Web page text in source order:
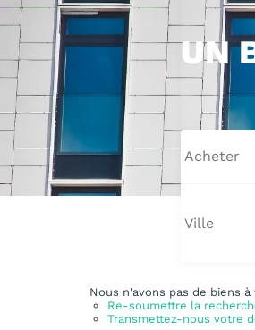
UN
Acheter
Ville
Nous n'avons pas de biens
Re-soumettre la
Transmettez-nous votre